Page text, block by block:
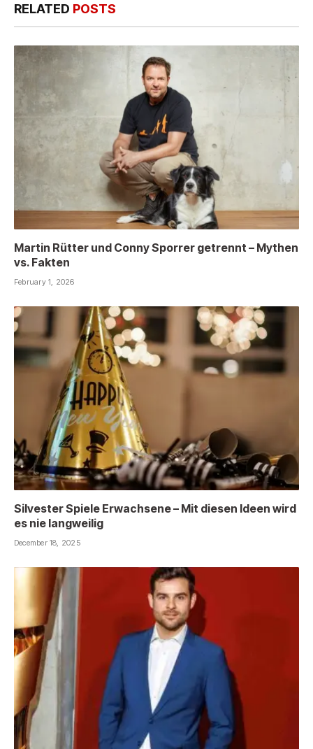
RELATED POSTS
Martin Rütter und Conny Sporrer getrennt – Mythen
vs. Fakten
February 1, 2026
Silvester Spiele Erwachsene – Mit diesen Ideen wird
es nie langweilig
December 18, 2025